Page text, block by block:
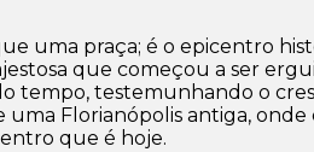
uma praça; é o epicentro
que começou a ser
tempo, testemunhando o
uma Florianópolis antiga,
que é hoje.